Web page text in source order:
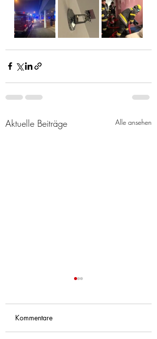
Aktuelle Beiträge Alle ansehen
Kommentare